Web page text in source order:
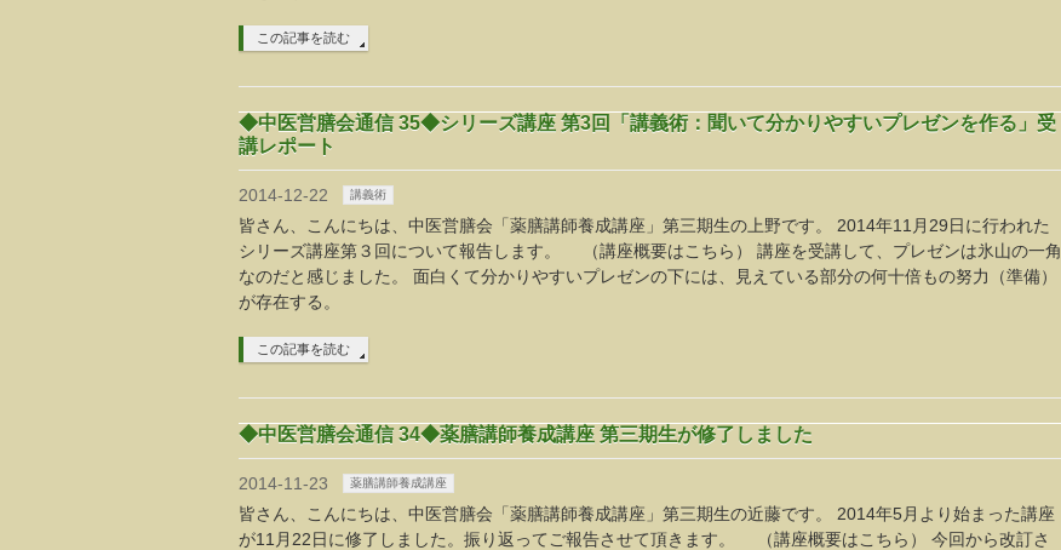
この記事を読む
◆中医営膳会通信 35◆シリーズ講座 第3回「講義術：聞いて分かりやすいプレゼンを作る」受
講レポート
2014-12-22 講義術
皆さん、こんにちは、中医営膳会「薬膳講師養成講座」第三期生の上野です。 2014年11月29日に行われた
シリーズ講座第３回について報告します。 （講座概要はこちら） 講座を受講して、プレゼンは氷山の一角
なのだと感じました。 面白くて分かりやすいプレゼンの下には、見えている部分の何十倍もの努力（準備）
が存在する。
この記事を読む
◆中医営膳会通信 34◆薬膳講師養成講座 第三期生が修了しました
2014-11-23 薬膳講師養成講座
皆さん、こんにちは、中医営膳会「薬膳講師養成講座」第三期生の近藤です。 2014年5月より始まった講座
が11月22日に修了しました。振り返ってご報告させて頂きます。 （講座概要はこちら） 今回から改訂さ